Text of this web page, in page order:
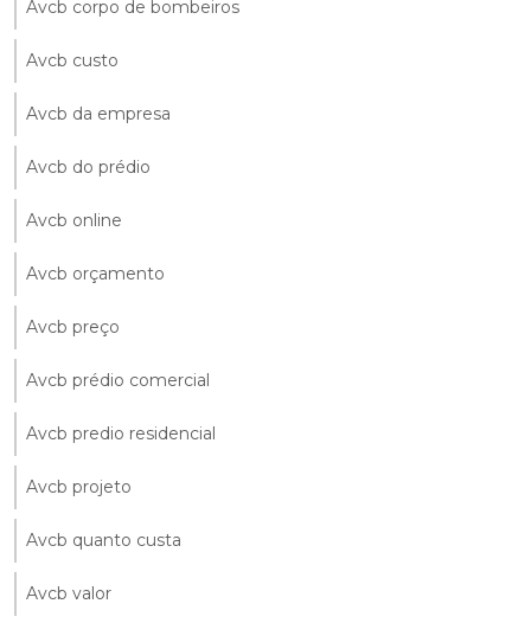
Avcb corpo de bombeiros
Avcb custo
Avcb da empresa
Avcb do prédio
Avcb online
Avcb orçamento
Avcb preço
Avcb prédio comercial
Avcb predio residencial
Avcb projeto
Avcb quanto custa
Avcb valor